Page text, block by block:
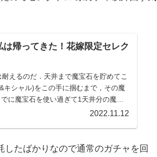
帰ってきた！花嫁限定セレク
るのだ．天井まで魔宝石を貯めてこ
シャル)をこの手に掴むまで，その魔
に魔宝石を使い過ぎて1天井分の魔宝
2022.11.12
たばかりなので通常のガチャを回